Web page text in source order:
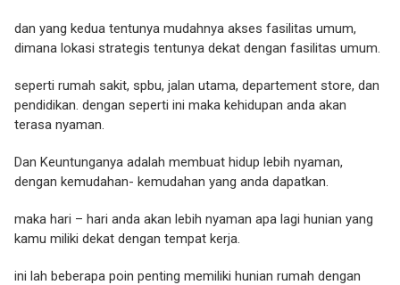
dan yang kedua tentunya mudahnya akses fasilitas umum,
dimana lokasi strategis tentunya dekat dengan fasilitas umum.
seperti rumah sakit, spbu, jalan utama, departement store, dan
pendidikan. dengan seperti ini maka kehidupan anda akan
terasa nyaman.
Dan Keuntunganya adalah membuat hidup lebih nyaman,
dengan kemudahan- kemudahan yang anda dapatkan.
maka hari – hari anda akan lebih nyaman apa lagi hunian yang
kamu miliki dekat dengan tempat kerja.
ini lah beberapa poin penting memiliki hunian rumah dengan